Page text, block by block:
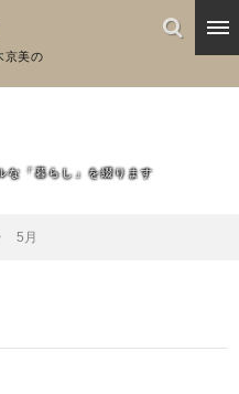
京美の
な「暮らし」を綴ります
5月